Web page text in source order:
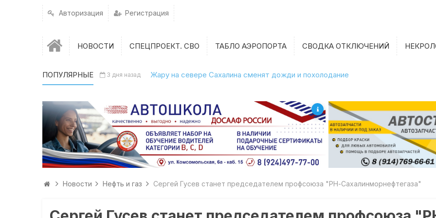
Авторизация Регистрация
НОВОСТИ СПЕЦПРОЕКТ. СВО ТАБЛО АЭРОПОРТА СВОДКА ОТКЛЮЧЕНИЙ
ПОПУЛЯРНЫЕ 3 дня назад Жару на севере Сахалина сменят дожди и похолодание
Новости Нефть и газ Сергей Гусев станет председателем профсоюза "РН-Сахалинморнефтегаза"